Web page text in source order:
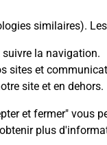
similaires).
la navigation.
sites et
site et en dehors.
et fermer" vous
plus